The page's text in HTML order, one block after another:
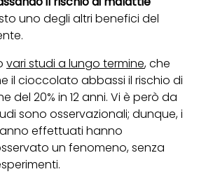
uno degli altri benefici del
vari studi a lungo termine, che
il cioccolato abbassi il rischio di
del 20% in 12 anni. Vi è però da
sono osservazionali; dunque, i
effettuati hanno
un fenomeno, senza